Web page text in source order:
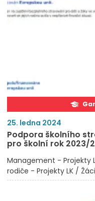
25. ledna 2024
Podpora školního
pro školní rok 2023/
Management - Projekty
rodiče - Projekty LK /